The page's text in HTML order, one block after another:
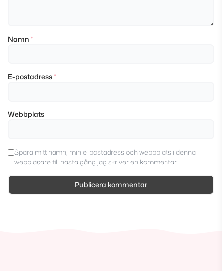
Namn *
E-postadress*
Webbplats
Spara mitt namn, min e-postadress och webbplats i denna
webbläsare till nästa gång jag skriver en kommentar.